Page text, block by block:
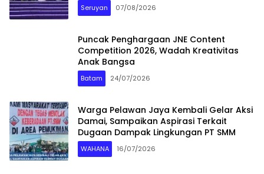
SERUYAN
Seruyan 07/08/2026
Puncak Penghargaan JNE Content
Competition 2026, Wadah Kreativitas
Anak Bangsa
Batam 24/07/2026
Warga Pelawan Jaya Kembali Gelar Aksi
Damai, Sampaikan Aspirasi Terkait
Dugaan Dampak Lingkungan PT SMM
WAHANA 16/07/2026